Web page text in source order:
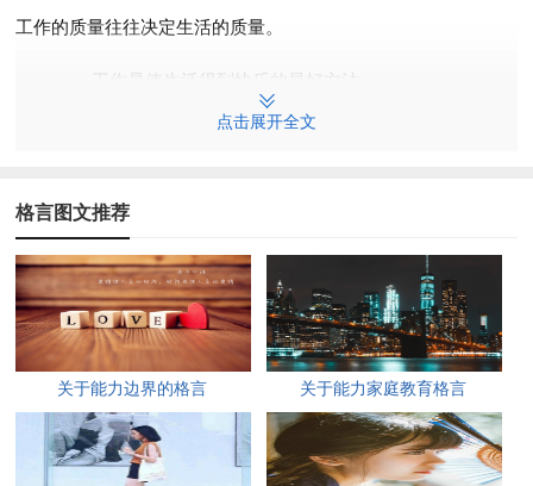
工作的质量往往决定生活的质量。
———— 任何工作本身都没有未来，未来掌握在工作者手里。
三点：他们一定要胜任自己的工作；他们不可做得太多；他们必
须对自己的工作有成就感。
———— 为把明天的工作做好，最好的准备是把今天的工作做
好。
————哈伯德 不能爱哪行才干哪行，要干哪行爱哪行。
———— 工作是一种乐趣时，生活是一种享受
点击展开全文
格言图文推荐
关于能力边界的格言 关于能力家庭教育格言